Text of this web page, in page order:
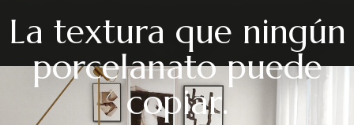
La textura que ningún
porcelanato puede
copiar.